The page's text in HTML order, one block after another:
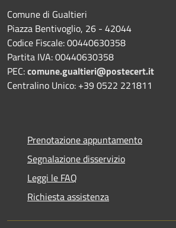
Comune di Gualtieri
Piazza Bentivoglio, 26 - 42044
Codice Fiscale: 00440630358
Partita IVA: 00440630358
PEC:comune.gualtieri@postecert.it
Centralino Unico: +39 0522 221811
Prenotazione appuntamento
Segnalazione disservizio
Leggi le FAQ
Richiesta assistenza